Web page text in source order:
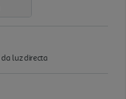
luz directa